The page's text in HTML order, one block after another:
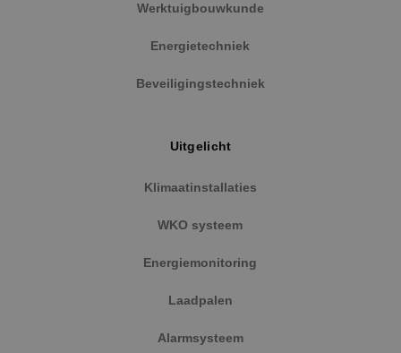
Werktuigbouwkunde
Energietechniek
Beveiligingstechniek
Uitgelicht
Klimaatinstallaties
WKO systeem
Energiemonitoring
Laadpalen
Alarmsysteem
PHP.net